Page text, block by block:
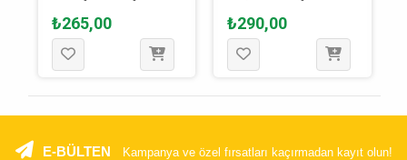
Oyuncağı Karışık
Renkli 12.5 Cm
₺265,00
Oyuncağı Karışık
Renkli 15 Cm
₺290,00
E-BÜLTEN Kampanya ve özel fırsatları kaçırmadan kayıt olun!